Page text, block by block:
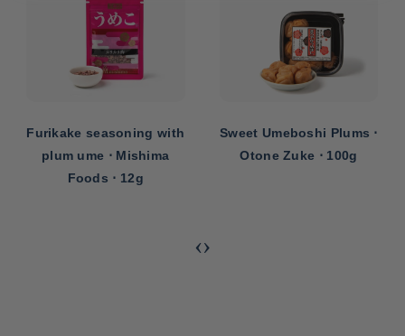
Sweet Umeboshi Plums ⋅
Otone Zuke ⋅ 100g
Furikake Seasoning with
Nori Seaweed and Yukari
‹›